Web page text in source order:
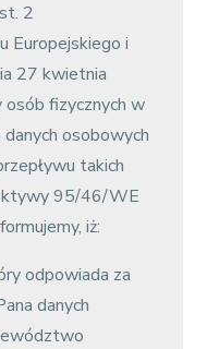
2
Europejskiego i
27 kwietnia
fizycznych w
osobowych
takich
95/46/WE
iż:
odpowiada za
danych